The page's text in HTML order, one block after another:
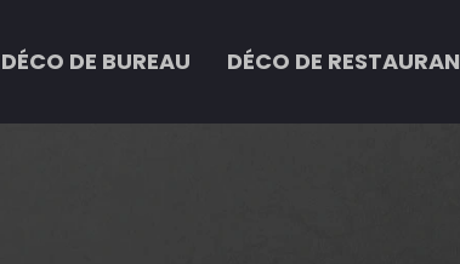
DÉCO DE BUREAU DÉCO DE